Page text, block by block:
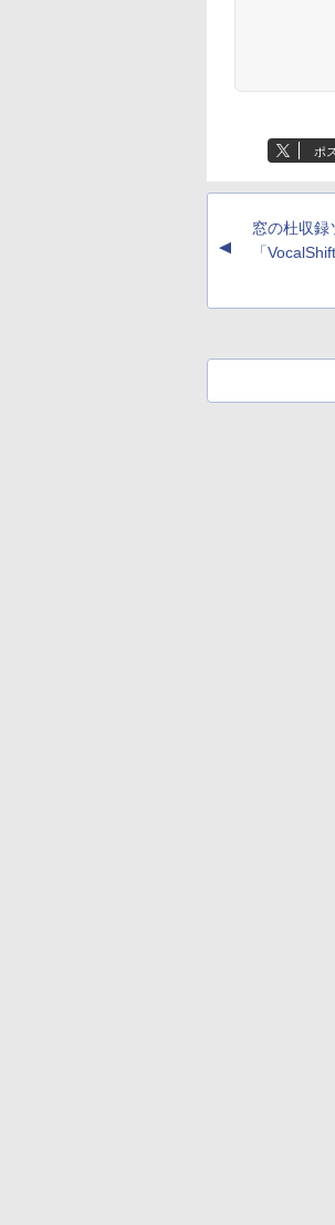
ルコード 【旧
ギフトカード
￥10,000
￥1,766
7インチディ
イ、色調調節
テリー、広告
￥27,980
ポ
▲
窓の杜収
「